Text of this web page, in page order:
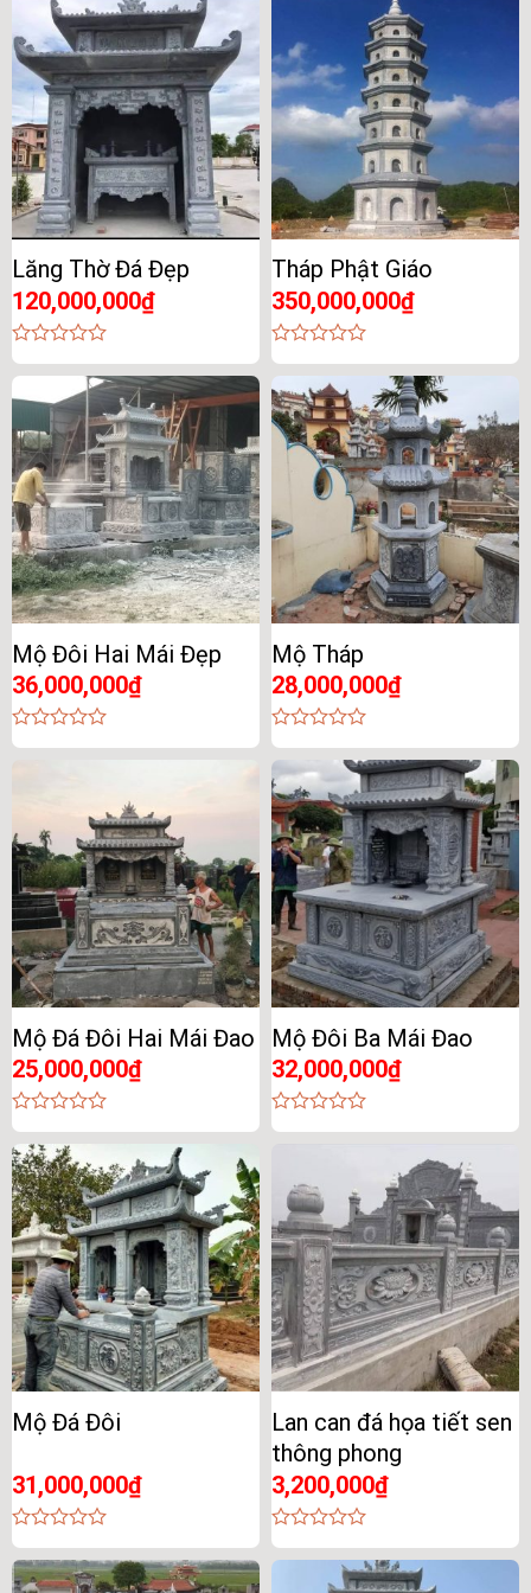
5
Lăng Thờ Đá Đẹp
120,000,000₫
0
out
of
Tháp Phật Giáo
350,000,000₫
0
out
of
5
Mộ Đôi Hai Mái Đẹp
36,000,000₫
0
Mộ Tháp
28,000,000₫
0
out
of
5
Mộ Đá Đôi Hai Mái Đao
25,000,000₫
0
out
of
5
Mộ Đôi Ba Mái Đao
32,000,000₫
0
Mộ Đá Đôi
31,000,000₫
0
out
of
Lan can đá họa tiết sen
thông phong
3,200,000₫
0
out